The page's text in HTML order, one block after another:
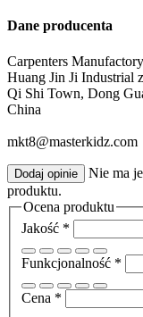
Dane producenta
Carpenters
Huang Jin Ji Industrial
Qi Shi Town, Dong
China
mkt8@masterkidz.com
Dodaj opinie
Nie ma
produktu.
Ocena produktu
Jakość *
Funkcjonalność *
Cena *